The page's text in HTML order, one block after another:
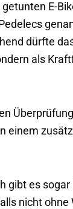
E-
dürfte
als
einem
gibt es sogar
nicht